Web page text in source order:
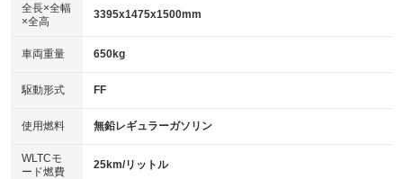
パワーウィンドウ
アイドリングストップ
：装備あり
USB入力端子
：装備なし
100V電源
：装備なし
センターデフロック
：装備なし
：装備なし
革シート
キーレス
HID(キセノンライト)
：装備なし
バックカメラ
：装備なし
エアロ
：装備なし
全長×全幅
×全高
3395x1475x1500mm
車両重量 650kg
駆動形式 FF
使用燃料 無鉛レギュラーガソリン
WLTCモ
ード燃費
25km/リットル